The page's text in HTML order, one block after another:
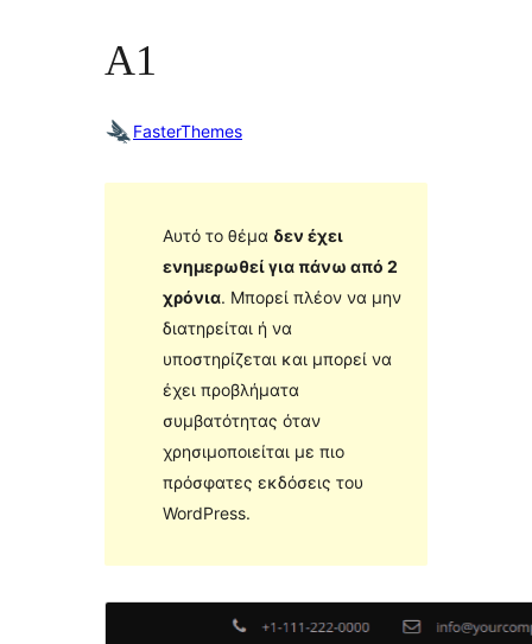
A1
FasterThemes
Αυτό το θέμα δεν έχει
ενημερωθεί για πάνω από 2
χρόνια. Μπορεί πλέον να μην
διατηρείται ή να
υποστηρίζεται και μπορεί να
έχει προβλήματα
συμβατότητας όταν
χρησιμοποιείται με πιο
πρόσφατες εκδόσεις του
WordPress.